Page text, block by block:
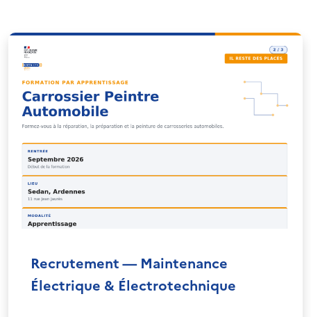
Recrutement — Maintenance
Électrique & Électrotechnique